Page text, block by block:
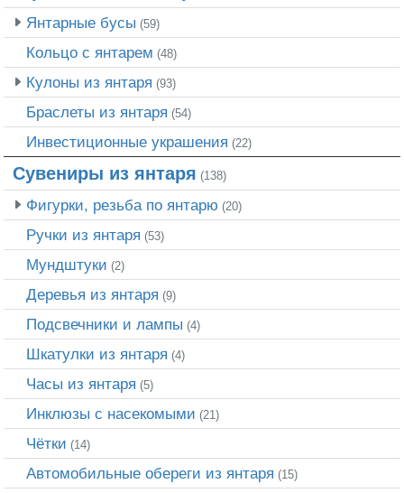
Янтарные бусы (59)
Кольцо с янтарем (48)
Кулоны из янтаря (93)
Браслеты из янтаря (54)
Инвестиционные украшения (22)
Сувениры из янтаря (138)
Фигурки, резьба по янтарю (20)
Ручки из янтаря (53)
Мундштуки (2)
Деревья из янтаря (9)
Подсвечники и лампы (4)
Шкатулки из янтаря (4)
Часы из янтаря (5)
Инклюзы с насекомыми (21)
Чётки (14)
Автомобильные обереги из янтаря (15)